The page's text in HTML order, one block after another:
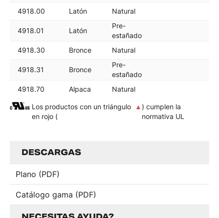
4918.00 Latón Natural
4918.01 Latón
Pre-
estañado
4918.30
Bronce Natural
4918.31 Bronce
Pre-
estañado
4918.70
Alpaca Natural
Los productos con un triángulo
en rojo (
▲ ) cumplen la
normativa UL
DESCARGAS
Plano (PDF)
Catálogo gama (PDF)